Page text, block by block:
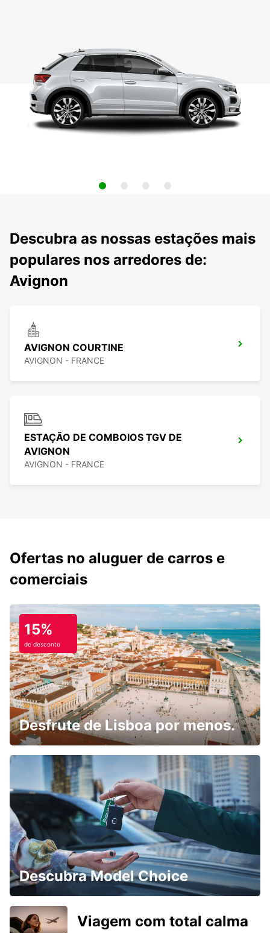
Descubra as nossas estações mais
populares nos arredores de:
Avignon
AVIGNON COURTINE
AVIGNON - FRANCE
ESTAÇÃO DE COMBOIOS TGV DE
AVIGNON
AVIGNON - FRANCE
Ofertas no aluguer de carros e
comerciais
15%
de desconto
Desfrute de Lisboa por menos.
Descubra Model Choice
Viagem com total calma